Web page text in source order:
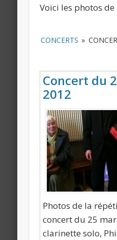
Voici les photos de
CONCERTS »
Concert du
2012
Photos de la
concert du 25
clarinette solo,